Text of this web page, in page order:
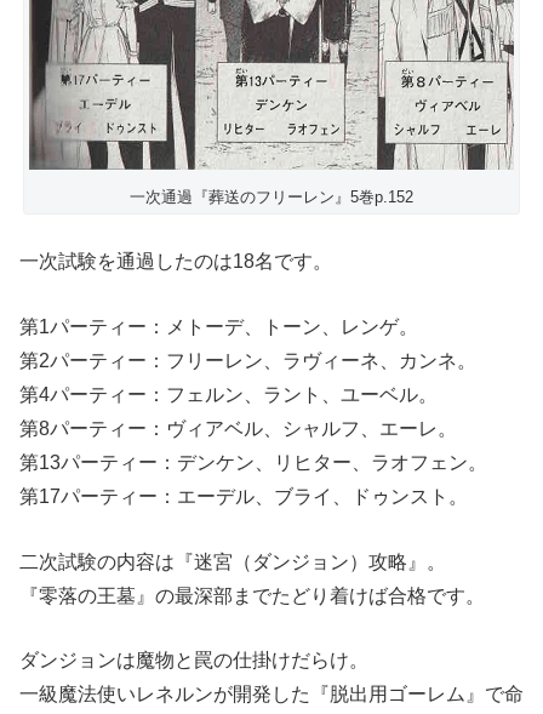
一次通過『葬送のフリーレン』5巻p.152
一次試験を通過したのは18名です。
第1パーティー：メトーデ、トーン、レンゲ。
第2パーティー：フリーレン、ラヴィーネ、カンネ。
第4パーティー：フェルン、ラント、ユーベル。
第8パーティー：ヴィアベル、シャルフ、エーレ。
第13パーティー：デンケン、リヒター、ラオフェン。
第17パーティー：エーデル、ブライ、ドゥンスト。
二次試験の内容は『迷宮（ダンジョン）攻略』。
『零落の王墓』の最深部までたどり着けば合格です。
ダンジョンは魔物と罠の仕掛けだらけ。
一級魔法使いレネルンが開発した『脱出用ゴーレム』で命